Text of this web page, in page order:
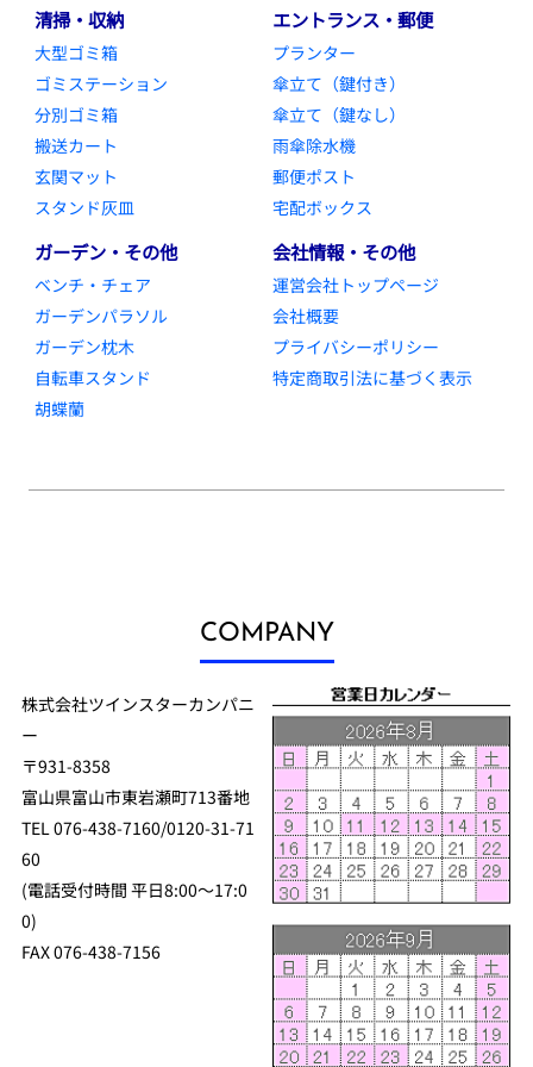
清掃・収納
大型ゴミ箱
ゴミステーション
分別ゴミ箱
搬送カート
玄関マット
スタンド灰皿
エントランス・郵便
プランター
傘立て（鍵付き）
傘立て（鍵なし）
雨傘除水機
郵便ポスト
宅配ボックス
ガーデン・その他
ベンチ・チェア
ガーデンパラソル
ガーデン枕木
自転車スタンド
胡蝶蘭
会社情報・その他
運営会社トップページ
会社概要
プライバシーポリシー
特定商取引法に基づく表示
COMPANY
株式会社ツインスターカンパニ
ー
〒931-8358
富山県富山市東岩瀬町713番地
TEL 076-438-7160/0120-31-71
60
(電話受付時間 平日8:00～17:0
0)
FAX 076-438-7156